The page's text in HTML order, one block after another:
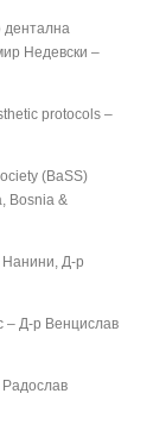
дентална
Недевски –
protocols –
(BaSS)
Bosnia &
Нанини, Д-р
– Д-р Венцислав